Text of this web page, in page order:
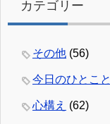
カテゴリー
その他 (56)
今日のひとこと
心構え (62)